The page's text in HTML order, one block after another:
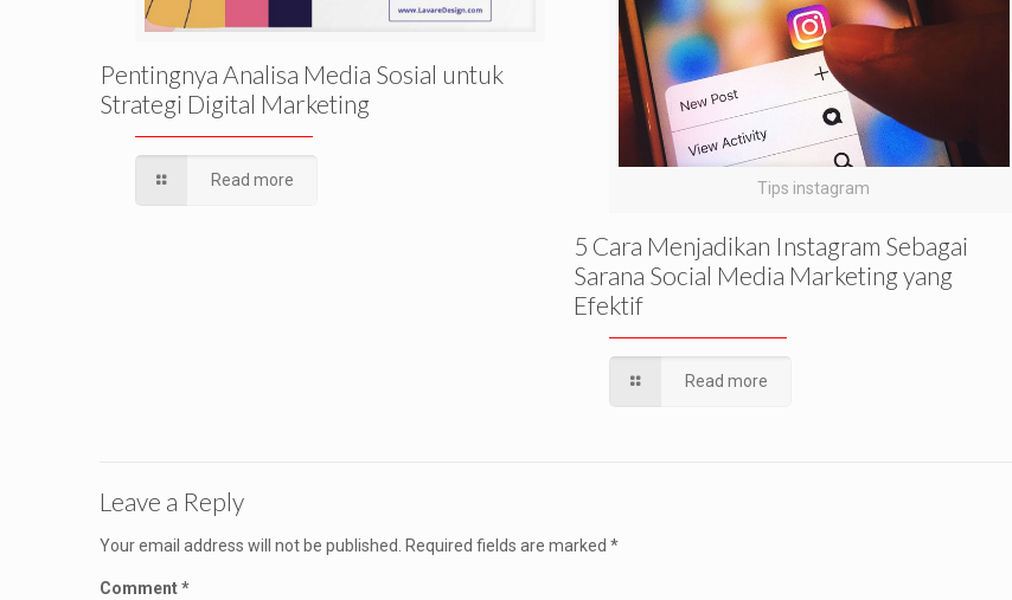
Pentingnya Analisa Media Sosial untuk
Strategi Digital Marketing
Read more Tips instagram
5 Cara Menjadikan Instagram Sebagai
Sarana Social Media Marketing yang
Efektif
Read more
Leave a Reply
Your email address will not be published. Required fields are marked *
Comment*